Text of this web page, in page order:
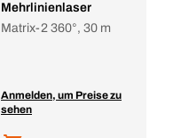
Mehrlinienlaser
Matrix-2 360°, 30 m
Anmelden, um Preise zu
sehen